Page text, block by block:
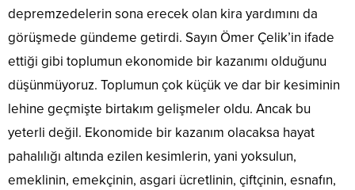
depremzedelerin sona erecek olan kira yardımını da
görüşmede gündeme getirdi. Sayın Ömer Çelik’in ifade
ettiği gibi toplumun ekonomide bir kazanımı olduğunu
düşünmüyoruz. Toplumun çok küçük ve dar bir kesiminin
lehine geçmişte birtakım gelişmeler oldu. Ancak bu
yeterli değil. Ekonomide bir kazanım olacaksa hayat
pahalılığı altında ezilen kesimlerin, yani yoksulun,
emeklinin, emekçinin, asgari ücretlinin, çiftçinin, esnafın,